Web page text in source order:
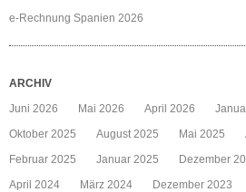
e-Rechnung Spanien 2026
ARCHIV
Juni 2026
Mai 2026 April 2026
Oktober 2025
August 2025 Mai 2025
Februar 2025
Januar 2025 Dezember
April 2024
März 2024 Dezember 2023